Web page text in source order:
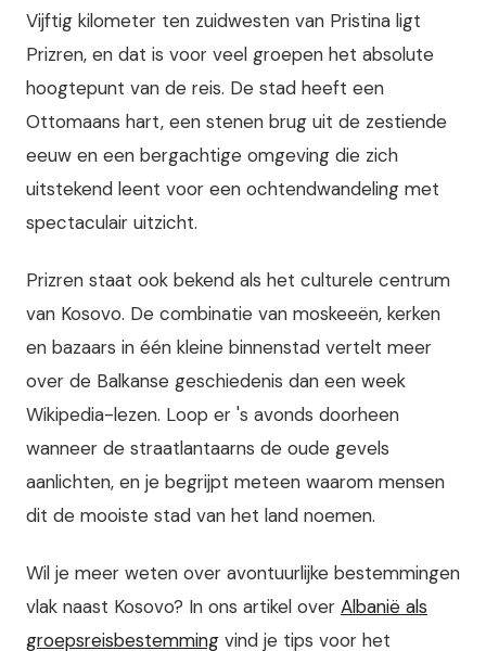
Vijftig kilometer ten zuidwesten van Pristina ligt
Prizren, en dat is voor veel groepen het absolute
hoogtepunt van de reis. De stad heeft een
Ottomaans hart, een stenen brug uit de zestiende
eeuw en een bergachtige omgeving die zich
uitstekend leent voor een ochtendwandeling met
spectaculair uitzicht.
Prizren staat ook bekend als het culturele centrum
van Kosovo. De combinatie van moskeeën, kerken
en bazaars in één kleine binnenstad vertelt meer
over de Balkanse geschiedenis dan een week
Wikipedia-lezen. Loop er 's avonds doorheen
wanneer de straatlantaarns de oude gevels
aanlichten, en je begrijpt meteen waarom mensen
dit de mooiste stad van het land noemen.
Wil je meer weten over avontuurlijke bestemmingen
vlak naast Kosovo? In ons artikel over Albanië als
groepsreisbestemming vind je tips voor het